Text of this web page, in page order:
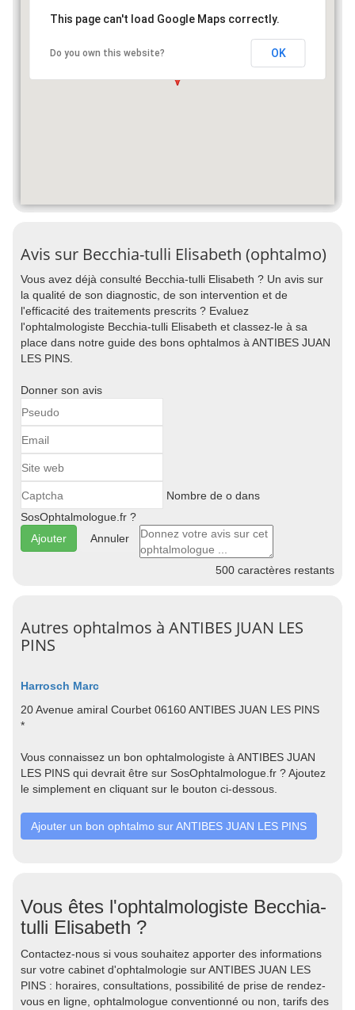
This page can't load Google Maps correctly.
Do you own this website? OK
Avis sur Becchia-tulli Elisabeth (ophtalmo)
Vous avez déjà consulté Becchia-tulli Elisabeth ? Un avis sur
la qualité de son diagnostic, de son intervention et de
l'efficacité des traitements prescrits ? Evaluez
l'ophtalmologiste Becchia-tulli Elisabeth et classez-le à sa
place dans notre guide des bons ophtalmos à ANTIBES JUAN
LES PINS.
Donner son avis
Nombre de o dans
SosOphtalmologue.fr ?
Annuler
500 caractères restants
Autres ophtalmos à ANTIBES JUAN LES
PINS
Harrosch Marc
20 Avenue amiral Courbet 06160 ANTIBES JUAN LES PINS
*
Vous connaissez un bon ophtalmologiste à ANTIBES JUAN
LES PINS qui devrait être sur SosOphtalmologue.fr ? Ajoutez
le simplement en cliquant sur le bouton ci-dessous.
Ajouter un bon ophtalmo sur ANTIBES JUAN LES PINS
Vous êtes l'ophtalmologiste Becchia-
tulli Elisabeth ?
Contactez-nous si vous souhaitez apporter des informations
sur votre cabinet d'ophtalmologie sur ANTIBES JUAN LES
PINS : horaires, consultations, possibilité de prise de rendez-
vous en ligne, ophtalmologue conventionné ou non, tarifs des